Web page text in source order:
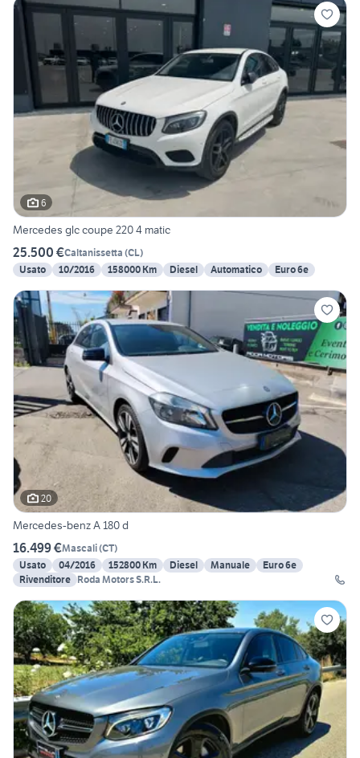
6
Mercedes glc coupe 220 4 matic
25.500 €Caltanissetta (CL)
Usato
10/2016 158000 Km Diesel Automatico Euro 6e
20
Mercedes-benz A 180 d
16.499 €Mascali(CT)
Usato
04/2016 152800 Km Diesel Manuale
Euro 6e
Rivenditore Roda Motors S.R.L.